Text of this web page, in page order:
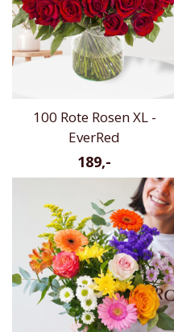
100 Rote Rosen XL -
EverRed
189,-